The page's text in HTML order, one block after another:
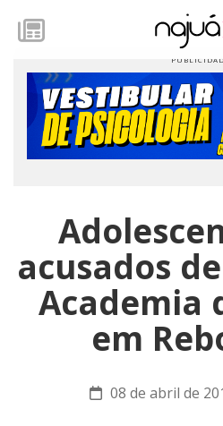
acusados
Academia
em
08 de abril de